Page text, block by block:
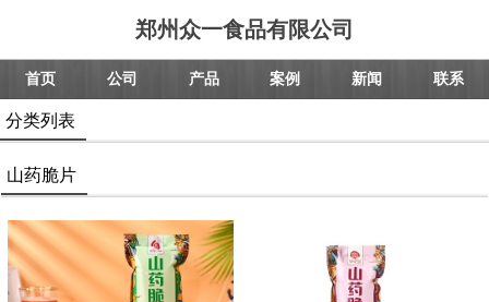
郑州众一食品有限公司
首页 公司 产品 案例 新闻 联系
分类列表
山药脆片